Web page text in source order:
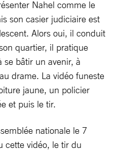
Nahel comme le
son casier judiciaire est
Alors oui, il conduit
quartier, il pratique
se bâtir un avenir, à
drame. La vidéo funeste
jaune, un policier
et puis le tir.
nationale le 7
cette vidéo, le tir du